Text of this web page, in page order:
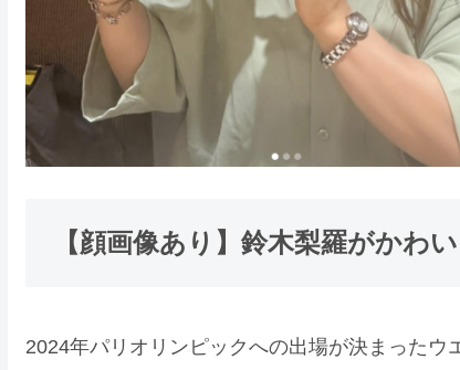
【顔画像あり】鈴木梨羅がかわ
2024年パリオリンピックへの出場が決まったウ